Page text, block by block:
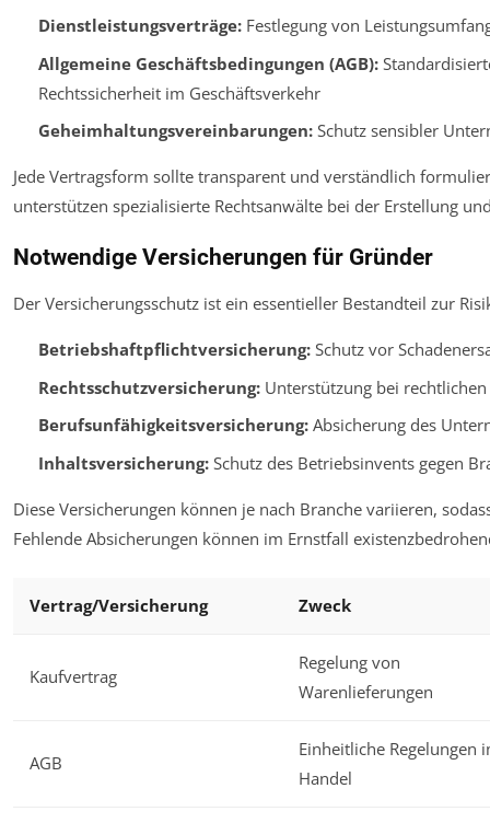
Dienstleistungsverträge:Festlegung von
Allgemeine Geschäftsbedingungen (AGB):
Rechtssicherheit im Geschäftsverkehr
Geheimhaltungsvereinbarungen:Schutz sensibler
Jede Vertragsform sollte transparent und verständlich
unterstützen spezialisierte Rechtsanwälte bei der Erstellung
Notwendige Versicherungen für Gründer
Der Versicherungsschutz ist ein essentieller Bestandteil zur
Betriebshaftpflichtversicherung:Schutz vor
Rechtsschutzversicherung:Unterstützung bei rechtlichen
Berufsunfähigkeitsversicherung:Absicherung des
Inhaltsversicherung:Schutz des Betriebsinvents gegen
Diese Versicherungen können je nach Branche variieren,
Fehlende Absicherungen können im Ernstfall
Vertrag/Versicherung Zweck
Kaufvertrag
Regelung von
Warenlieferungen
AGB
Einheitliche Regelungen
Handel